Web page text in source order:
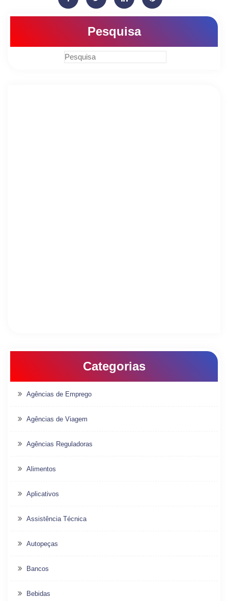
Pesquisa
Categorias
Agências de Emprego
Agências de Viagem
Agências Reguladoras
Alimentos
Aplicativos
Assistência Técnica
Autopeças
Bancos
Bebidas